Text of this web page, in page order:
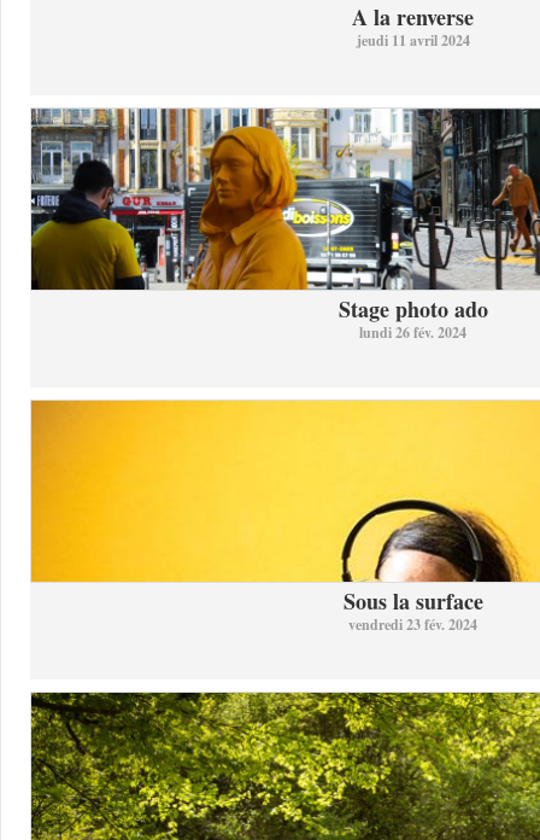
A la renverse
jeudi 11 avril 2024
Stage photo ado
lundi 26 fév. 2024
Sous la surface
vendredi 23 fév. 2024